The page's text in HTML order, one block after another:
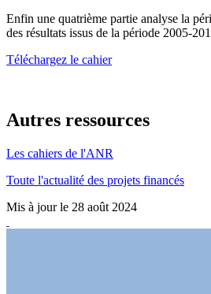
Enfin une quatrième partie analyse la
des résultats issus de la période 2005-
Téléchargez le cahier
Autres ressources
Les cahiers de l'ANR
Toute l'actualité des projets financés
Mis à jour le 28 août 2024